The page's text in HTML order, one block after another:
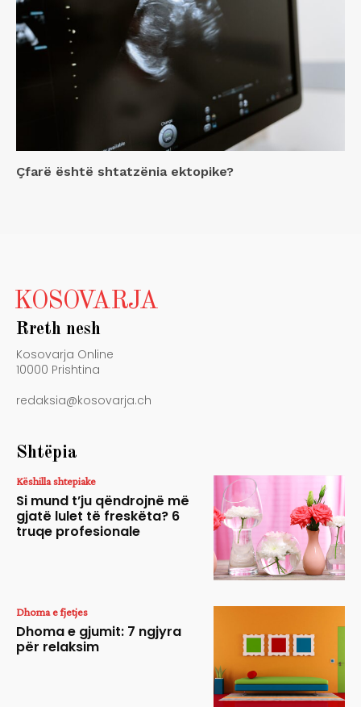
Çfarë është shtatzënia ektopike?
KOSOVARJA
Rreth nesh
Kosovarja Online
10000 Prishtina
redaksia@kosovarja.ch
Shtëpia
Këshilla shtepiake
Si mund t’ju qëndrojnë më
gjatë lulet të freskëta? 6
truqe profesionale
Dhoma e fjetjes
Dhoma e gjumit: 7 ngjyra
për relaksim